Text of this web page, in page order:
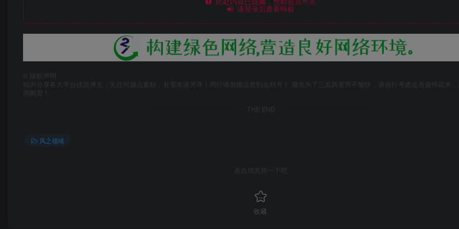
请登录后查看特权
版权声明
站内分享各大平台优质博主，无任何漏点素材，有需求请另寻！同行请勿搬运查到会封号！ 避免为了三瓜两枣而不愉快，请自行考虑是否值得花米，
闭网页！
THE END
风之领域
喜欢就支持一下吧
收藏